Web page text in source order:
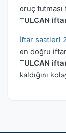
oruç tutması
TULCAN
İftar saatleri
en doğru
TULCAN
kaldığını